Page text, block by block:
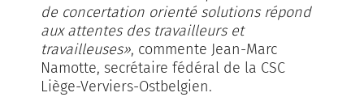
de concertation orienté solutions répond
aux attentes des travailleurs et
travailleuses», commente Jean-Marc
Namotte, secrétaire fédéral de la CSC
Liège-Verviers-Ostbelgien.